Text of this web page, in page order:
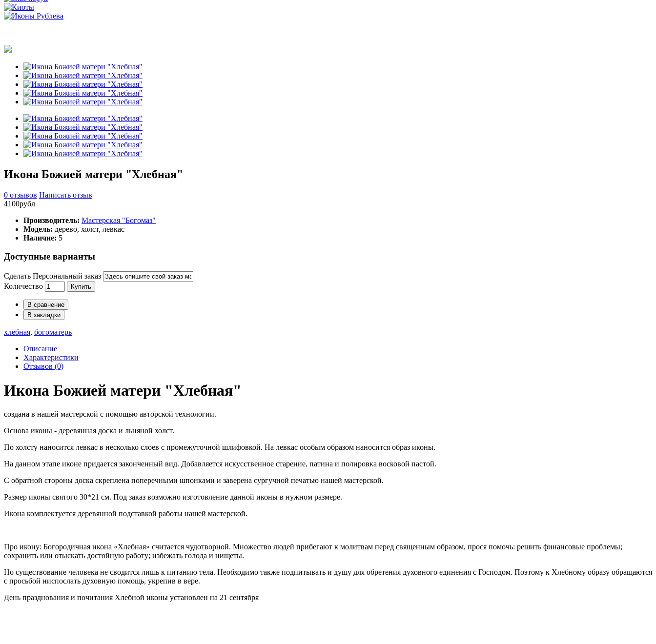
Икона Божией матери "Хлебная"
0 отзывов Написать отзыв
4100рубл
Производитель: Мастерская "Богомаз"
Модель: дерево, холст, левкас
Наличие: 5
Доступные варианты
Сделать Персональный заказ
Количество
Купить
В сравнение
В закладки
хлебная, богоматерь
Описание
Характеристики
Отзывов (0)
Икона Божией матери "Хлебная"
создана в нашей мастерской с помощью авторской технологии.
Основа иконы - деревянная доска и льняной холст.
По холсту наносится левкас в несколько слоев с промежуточной шлифовкой. На левкас особым образом наносится образ иконы.
На данном этапе иконе придается законченный вид. Добавляется искусственное старение, патина и полировка восковой пастой.
С обратной стороны доска скреплена поперечными шпонками и заверена сургучной печатью нашей мастерской.
Размер иконы святого 30*21 см. Под заказ возможно изготовление данной иконы в нужном размере.
Икона комплектуется деревянной подставкой работы нашей мастерской.
Про икону: Богородичная икона «Хлебная» считается чудотворной. Множество людей прибегают к молитвам перед священным образом, прося помочь: решить финансовые проблемы;
сохранить или отыскать достойную работу; избежать голода и нищеты.
Но существование человека не сводится лишь к питанию тела. Необходимо также подпитывать и душу для обретения духовного единения с Господом. Поэтому к Хлебному образу обращаются
с просьбой ниспослать духовную помощь, укрепив в вере.
День празднования и почитания Хлебной иконы установлен на 21 сентября